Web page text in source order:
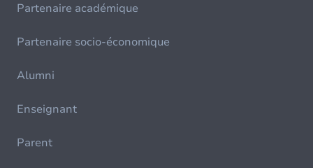
Partenaire académique
Partenaire socio-économique
Alumni
Enseignant
Parent